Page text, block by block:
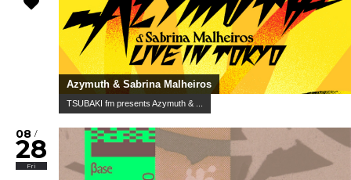
Azymuth & Sabrina Malheiros
TSUBAKI fm presents Azymuth & ...
08 /
28
Fri